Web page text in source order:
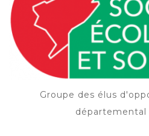
Groupe des élus
départemental